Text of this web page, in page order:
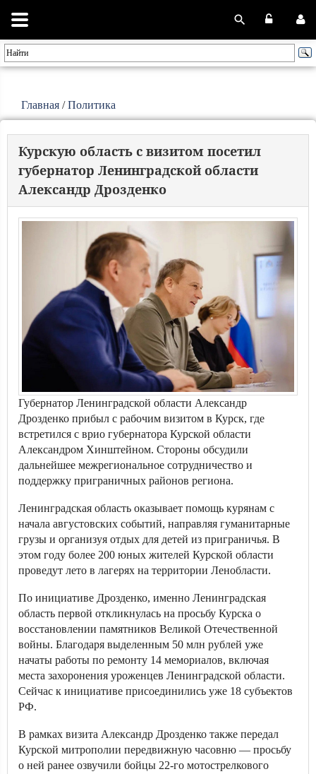
Главная /Политика
Курскую область с визитом посетил
губернатор Ленинградской области
Александр Дрозденко
Губернатор Ленинградской области Александр
Дрозденко прибыл с рабочим визитом в Курск, где
встретился с врио губернатора Курской области
Александром Хинштейном. Стороны обсудили
дальнейшее межрегиональное сотрудничество и
поддержку приграничных районов региона.
Ленинградская область оказывает помощь курянам с
начала августовских событий, направляя гуманитарные
грузы и организуя отдых для детей из приграничья. В
этом году более 200 юных жителей Курской области
проведут лето в лагерях на территории Ленобласти.
По инициативе Дрозденко, именно Ленинградская
область первой откликнулась на просьбу Курска о
восстановлении памятников Великой Отечественной
войны. Благодаря выделенным 50 млн рублей уже
начаты работы по ремонту 14 мемориалов, включая
места захоронения уроженцев Ленинградской области.
Сейчас к инициативе присоединились уже 18 субъектов
РФ.
В рамках визита Александр Дрозденко также передал
Курской митрополии передвижную часовню — просьбу
о ней ранее озвучили бойцы 22-го мотострелкового